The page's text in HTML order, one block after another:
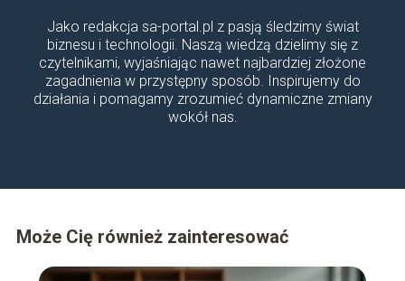
Jako redakcja sa-portal.pl z pasją śledzimy świat
biznesu i technologii. Naszą wiedzą dzielimy się z
czytelnikami, wyjaśniając nawet najbardziej złożone
zagadnienia w przystępny sposób. Inspirujemy do
działania i pomagamy zrozumieć dynamiczne zmiany
wokół nas.
Może Cię również zainteresować